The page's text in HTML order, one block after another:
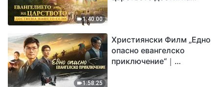
1:40:00
1:58:25
Християнски Филм „Едно
опасно евангелско
приключение“｜